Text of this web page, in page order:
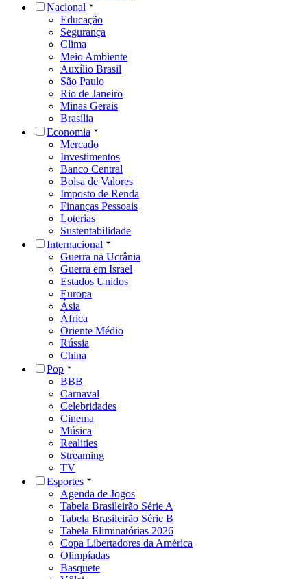
Nacional
Educação
Segurança
Clima
Meio Ambiente
Auxílio Brasil
São Paulo
Rio de Janeiro
Minas Gerais
Brasília
Economia
Mercado
Investimentos
Banco Central
Bolsa de Valores
Imposto de Renda
Finanças Pessoais
Loterias
Sustentabilidade
Internacional
Guerra na Ucrânia
Guerra em Israel
Estados Unidos
Europa
Ásia
África
Oriente Médio
Rússia
China
Pop
BBB
Carnaval
Celebridades
Cinema
Música
Realities
Streaming
TV
Esportes
Agenda de Jogos
Tabela Brasileirão Série A
Tabela Brasileirão Série B
Tabela Eliminatórias 2026
Copa Libertadores da América
Olimpíadas
Basquete